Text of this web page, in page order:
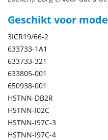
Geschikt voor
3ICR19/66-2
633733-1A1
633733-321
633805-001
650938-001
HSTNN-DB2R
HSTNN-I02C
HSTNN-I97C-3
HSTNN-I97C-4